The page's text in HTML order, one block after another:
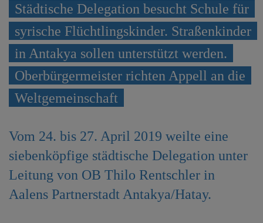
n
Städtische Delegation besucht Schule für
syrische Flüchtlingskinder. Straßenkinder
in Antakya sollen unterstützt werden.
Oberbürgermeister richten Appell an die
Weltgemeinschaft
Vom 24. bis 27. April 2019 weilte eine
siebenköpfige städtische Delegation unter
Leitung von OB Thilo Rentschler in
Aalens Partnerstadt Antakya/Hatay.